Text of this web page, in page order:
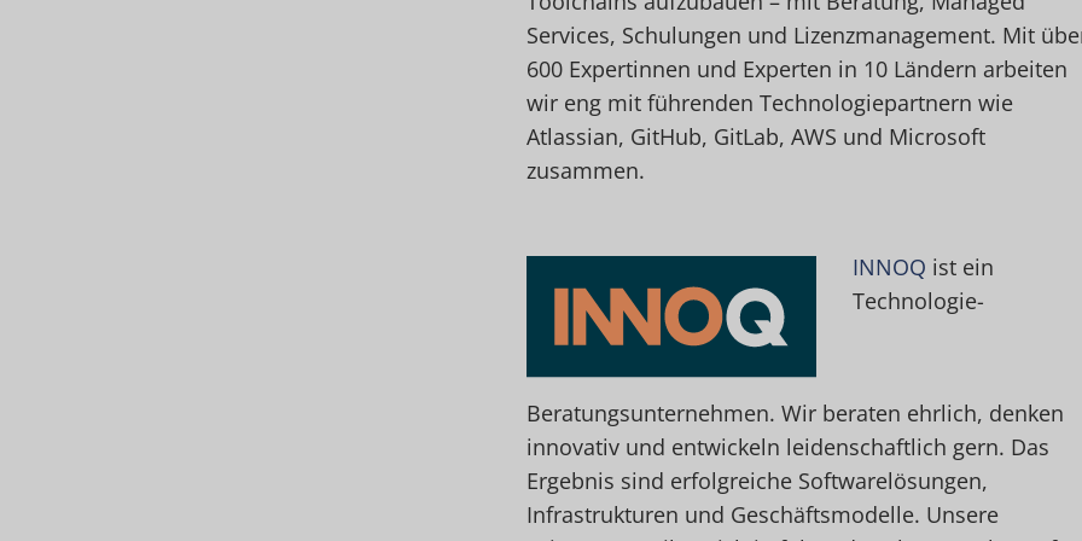
Services, Schulungen und Lizenzmanagement. Mit
600 Expertinnen und Experten in 10 Ländern arbeiten
wir eng mit führenden Technologiepartnern wie
Atlassian, GitHub, GitLab, AWS und Microsoft
zusammen.
INNOQ ist ein
Technologie-
Beratungsunternehmen. Wir beraten ehrlich, denken
innovativ und entwickeln leidenschaftlich gern. Das
Ergebnis sind erfolgreiche Softwarelösungen,
Infrastrukturen und Geschäftsmodelle. Unsere